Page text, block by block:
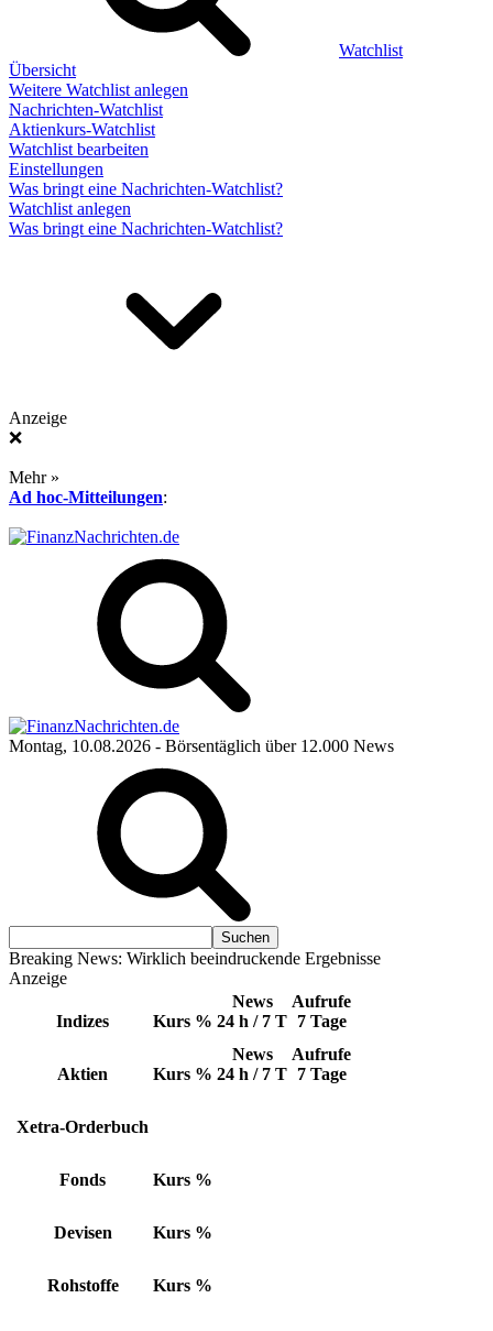
Watchlist
Übersicht
Weitere Watchlist anlegen
Nachrichten-Watchlist
Aktienkurs-Watchlist
Watchlist bearbeiten
Einstellungen
Was bringt eine Nachrichten-Watchlist?
Watchlist anlegen
Was bringt eine Nachrichten-Watchlist?
Anzeige
❌
Mehr »
Ad hoc-Mitteilungen:
Montag, 10.08.2026 - Börsentäglich über 12.000 News
Breaking News: Wirklich beeindruckende Ergebnisse
Anzeige
Indizes Kurs %
News
24 h / 7 T
Aufrufe
7 Tage
Aktien Kurs %
News
24 h / 7 T
Aufrufe
7 Tage
Xetra-Orderbuch
Fonds Kurs %
Devisen Kurs %
Rohstoffe Kurs %